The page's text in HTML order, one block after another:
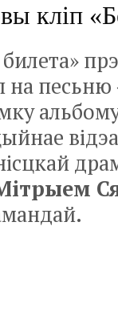
кліп
на песьню